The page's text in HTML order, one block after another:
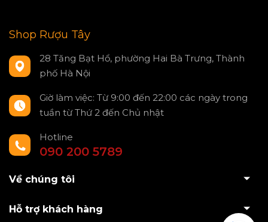
Shop Rượu Tây
28 Tăng Bạt Hổ, phường Hai Bà Trưng, Thành
phố Hà Nội
Giờ làm việc: Từ 9:00 đến 22:00 các ngày trong
tuần từ Thứ 2 đến Chủ nhật
Hotline
090 200 5789
Về chúng tôi
Hỗ trợ khách hàng